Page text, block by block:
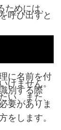
めには、
呼び出すと
に名前を付
けません。
別する際
い、また、
要がありま
をします。